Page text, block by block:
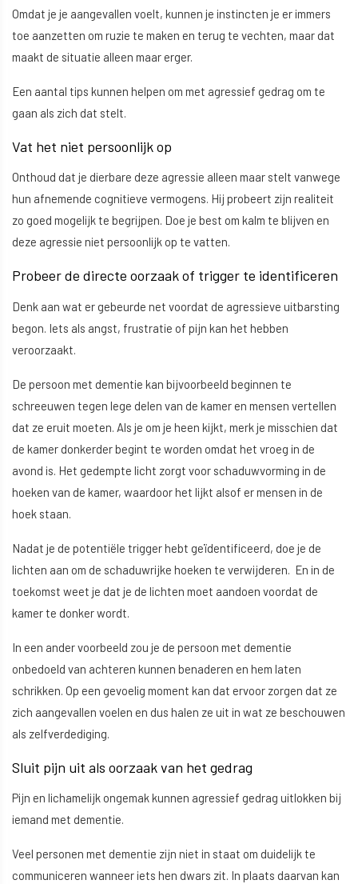
Omdat je je aangevallen voelt, kunnen je instincten je er immers
toe aanzetten om ruzie te maken en terug te vechten, maar dat
maakt de situatie alleen maar erger.
Een aantal tips kunnen helpen om met agressief gedrag om te
gaan als zich dat stelt.
Vat het niet persoonlijk op
Onthoud dat je dierbare deze agressie alleen maar stelt vanwege
hun afnemende cognitieve vermogens. Hij probeert zijn realiteit
zo goed mogelijk te begrijpen. Doe je best om kalm te blijven en
deze agressie niet persoonlijk op te vatten.
Probeer de directe oorzaak of trigger te identificeren
Denk aan wat er gebeurde net voordat de agressieve uitbarsting
begon. Iets als angst, frustratie of pijn kan het hebben
veroorzaakt.
De persoon met dementie kan bijvoorbeeld beginnen te
schreeuwen tegen lege delen van de kamer en mensen vertellen
dat ze eruit moeten. Als je om je heen kijkt, merk je misschien dat
de kamer donkerder begint te worden omdat het vroeg in de
avond is. Het gedempte licht zorgt voor schaduwvorming in de
hoeken van de kamer, waardoor het lijkt alsof er mensen in de
hoek staan.
Nadat je de potentiële trigger hebt geïdentificeerd, doe je de
lichten aan om de schaduwrijke hoeken te verwijderen. En in de
toekomst weet je dat je de lichten moet aandoen voordat de
kamer te donker wordt.
In een ander voorbeeld zou je de persoon met dementie
onbedoeld van achteren kunnen benaderen en hem laten
schrikken. Op een gevoelig moment kan dat ervoor zorgen dat ze
zich aangevallen voelen en dus halen ze uit in wat ze beschouwen
als zelfverdediging.
Sluit pijn uit als oorzaak van het gedrag
Pijn en lichamelijk ongemak kunnen agressief gedrag uitlokken bij
iemand met dementie.
Veel personen met dementie zijn niet in staat om duidelijk te
communiceren wanneer iets hen dwars zit. In plaats daarvan kan